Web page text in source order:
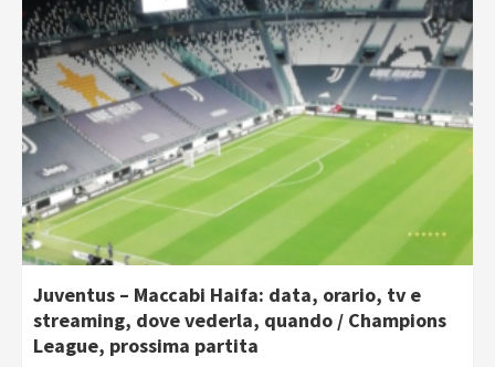
Juventus – Maccabi Haifa: data, orario, tv e
streaming, dove vederla, quando / Champions
League, prossima partita